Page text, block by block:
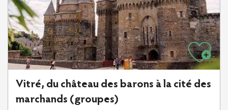
Vitré, du château des barons à la cité des
marchands (groupes)